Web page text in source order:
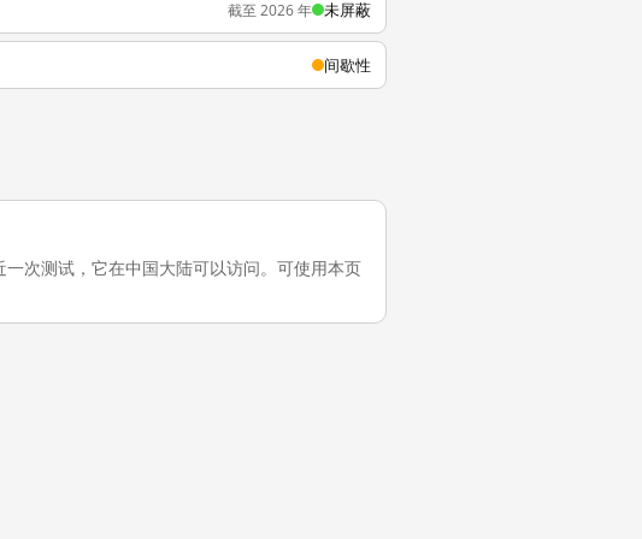
截至 2026 年 未屏蔽
间歇性
次测试，它在中国大陆可以访问。可使用本页